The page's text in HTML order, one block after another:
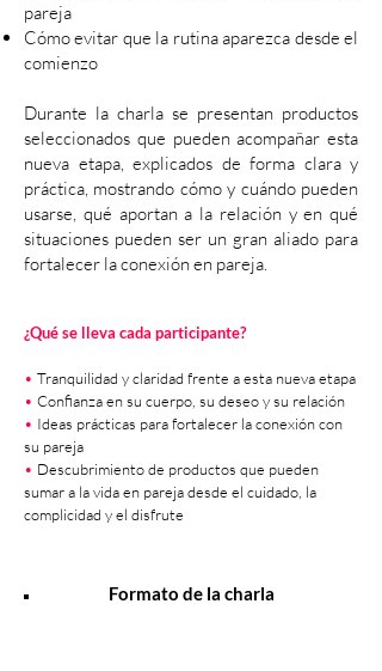
pareja
Cómo evitar que la rutina aparezca desde el
comienzo
Durante la charla se presentan productos
seleccionados que pueden acompañar esta
nueva etapa, explicados de forma clara y
práctica, mostrando cómo y cuándo pueden
usarse, qué aportan a la relación y en qué
situaciones pueden ser un gran aliado para
fortalecer la conexión en pareja.
¿Qué se lleva cada participante?
• Tranquilidad y claridad frente a esta nueva etapa
• Confianza en su cuerpo, su deseo y su relación
• Ideas prácticas para fortalecer la conexión con
su pareja
• Descubrimiento de productos que pueden
sumar a la vida en pareja desde el cuidado, la
complicidad y el disfrute
Formato de la charla